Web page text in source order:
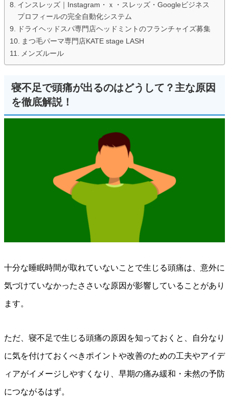
インスレッズ｜Instagram・ｘ・スレッズ・Googleビジネス
プロフィールの完全自動化システム
ドライヘッドスパ専門店ヘッドミントのフランチャイズ募集
まつ毛パーマ専門店KATE stage LASH
メンズルール
寝不足で頭痛が出るのはどうして？主な原因
を徹底解説！
十分な睡眠時間が取れていないことで生じる頭痛は、意外に
気づけていなかったささいな原因が影響していることがあり
ます。
ただ、寝不足で生じる頭痛の原因を知っておくと、自分なり
に気を付けておくべきポイントや改善のための工夫やアイデ
ィアがイメージしやすくなり、早期の痛み緩和・未然の予防
につながるはず。